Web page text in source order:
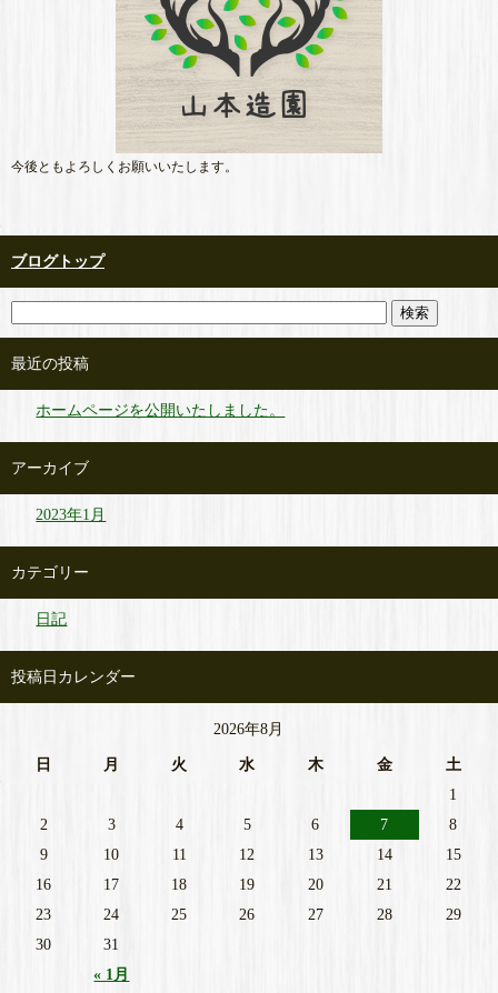
今後ともよろしくお願いいたします。
ブログトップ
最近の投稿
ホームページを公開いたしました。
アーカイブ
2023年1月
カテゴリー
日記
投稿日カレンダー
2026年8月
日 月 火 水 木 金 土
« 1月
1
2
3 4 5 6 7
8
9
10 11 12 13 14
15
16
17 18 19 20 21
22
23
24 25 26 27 28
29
30
31